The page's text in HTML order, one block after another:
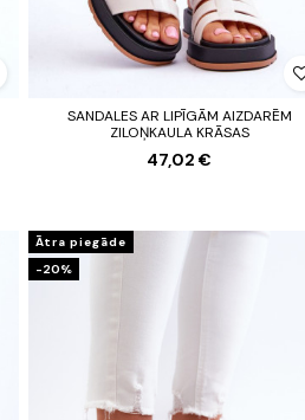
SANDALES AR LIPĪGĀM AIZDARĒM
ZILOŅKAULA KRĀSAS
47,02 €
Ātra piegāde
-20%